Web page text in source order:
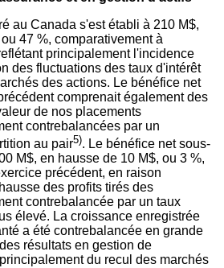
au Canada s'est établi à 210 M$,
47 %, comparativement à
principalement l'incidence
des fluctuations des taux d'intérêt
des actions. Le bénéfice net
comprenait également des
de nos placements
contrebalancées par un
au pair5). Le bénéfice net sous-
M$, en hausse de 10 M$, ou 3 %,
précédent, en raison
des profits tirés des
contrebalancée par un taux
élevé. La croissance enregistrée
a été contrebalancée en grande
résultats en gestion de
du recul des marchés